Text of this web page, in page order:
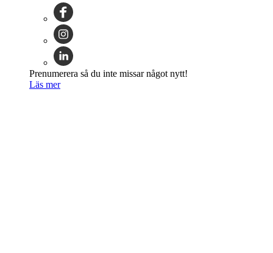
Prenumerera så du inte missar något nytt!
Läs mer